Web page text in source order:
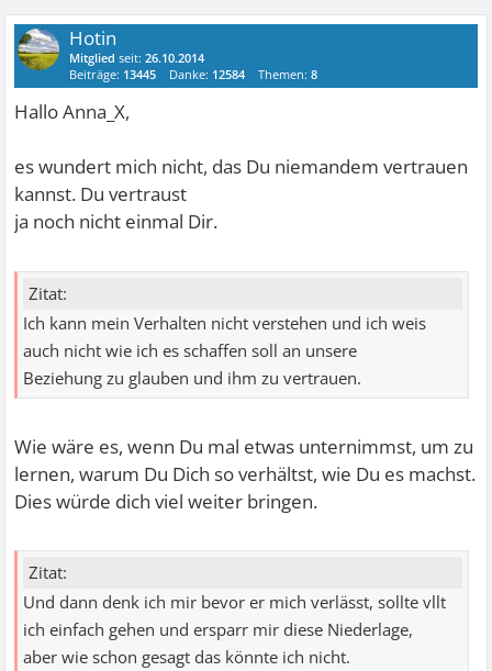
Hotin
Mitglied seit:26.10.2014
Beiträge: 13445 Danke: 12584 Themen:8
Hallo Anna_X,
es wundert mich nicht, das Du niemandem vertrauen
kannst. Du vertraust
ja noch nicht einmal Dir.
Zitat:
Ich kann mein Verhalten nicht verstehen und ich weis
auch nicht wie ich es schaffen soll an unsere
Beziehung zu glauben und ihm zu vertrauen.
Wie wäre es, wenn Du mal etwas unternimmst, um zu
lernen, warum Du Dich so verhältst, wie Du es machst.
Dies würde dich viel weiter bringen.
Zitat:
Und dann denk ich mir bevor er mich verlässt, sollte vllt
ich einfach gehen und ersparr mir diese Niederlage,
aber wie schon gesagt das könnte ich nicht.